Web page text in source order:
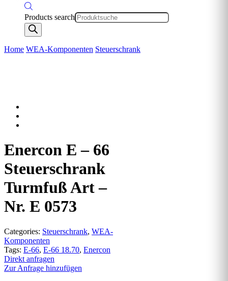
Products search
Home WEA-Komponenten Steuerschrank
Enercon E – 66
Steuerschrank
Turmfuß Art –
Nr. E 0573
Categories: Steuerschrank, WEA-
Komponenten
Tags: E-66, E-66 18.70, Enercon
Direkt anfragen
Zur Anfrage hinzufügen